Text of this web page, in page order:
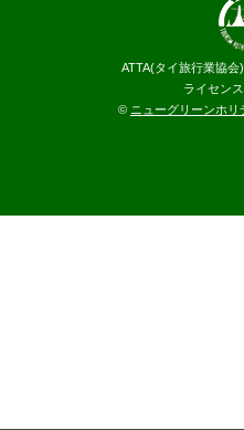
ATTA(タイ旅行業協
ライセン
© ニューグリーンホリ